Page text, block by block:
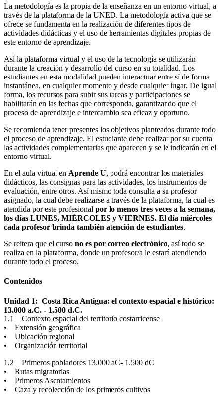
La metodología es la propia de la enseñanza en un entorno virtual, a
través de la plataforma de la UNED. La metodología activa que se
ofrece se fundamenta en la realización de diferentes tipos de
actividades didácticas y el uso de herramientas digitales propias de
este entorno de aprendizaje.
Así la plataforma virtual y el uso de la tecnología se utilizarán
durante la creación y desarrollo del curso en su totalidad. Los
estudiantes en esta modalidad pueden interactuar entre sí de forma
instantánea, en cualquier momento y desde cualquier lugar. De igual
forma, los recursos para subir sus tareas y participaciones se
habilitarán en las fechas que corresponda, garantizando que el
proceso de aprendizaje e intercambio sea eficaz y oportuno.
Se recomienda tener presentes los objetivos planteados durante todo
el proceso de aprendizaje. El estudiante debe realizar por su cuenta
las actividades complementarias que aparecen y se le indicarán en el
entorno virtual.
En el aula virtual en Aprende U, podrá encontrar los materiales
didácticos, las consignas para las actividades, los instrumentos de
evaluación, entre otros. Así mismo toda consulta a su profesor
asignado, la cual debe realizarse a través de la plataforma, la cual es
atendida por este profesional por lo menos tres veces a la semana,
los días LUNES, MIÉRCOLES y VIERNES. El día miércoles
cada profesor brinda también atención de estudiantes.
Se reitera que el curso no es por correo electrónico, así todo se
realiza en la plataforma, donde un profesor/a le estará atendiendo
durante todo el proceso.
Contenidos
Unidad 1: Costa Rica Antigua: el contexto espacial e histórico:
13.000 a.C. - 1.500 d.C.
1.1 Contexto espacial del territorio costarricense
• Extensión geográfica
• Ubicación regional
• Organización territorial
1.2 Primeros pobladores 13.000 aC- 1.500 dC
• Rutas migratorias
• Primeros Asentamientos
• Caza y recolección de los primeros cultivos